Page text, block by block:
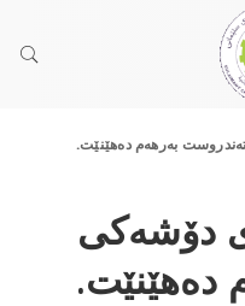
بەرهەم دەهێنێت.
دۆشەکی
دەهێنێت.